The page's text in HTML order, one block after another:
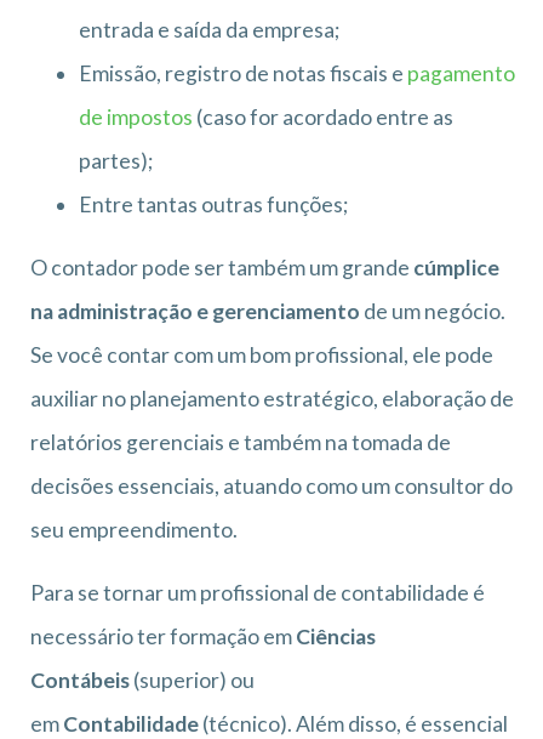
entrada e saída da empresa;
Emissão, registro de notas fiscais e pagamento
de impostos (caso for acordado entre as
partes);
Entre tantas outras funções;
O contador pode ser também um grande cúmplice
na administração e gerenciamento de um negócio.
Se você contar com um bom profissional, ele pode
auxiliar no planejamento estratégico, elaboração de
relatórios gerenciais e também na tomada de
decisões essenciais, atuando como um consultor do
seu empreendimento.
Para se tornar um profissional de contabilidade é
necessário ter formação emCiências
Contábeis(superior) ou
emContabilidade(técnico). Além disso, é essencial